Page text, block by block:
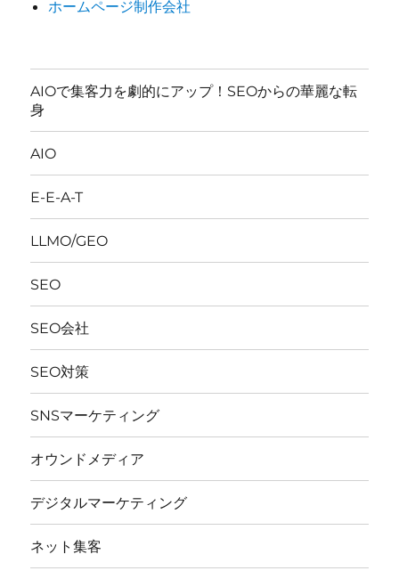
ホームページ制作会社
AIOで集客力を劇的にアップ！SEOからの華麗な転
身
AIO
E-E-A-T
LLMO/GEO
SEO
SEO会社
SEO対策
SNSマーケティング
オウンドメディア
デジタルマーケティング
ネット集客